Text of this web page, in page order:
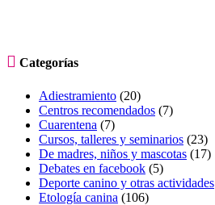
 Categorías
Adiestramiento (20)
Centros recomendados (7)
Cuarentena (7)
Cursos, talleres y seminarios (23)
De madres, niños y mascotas (17)
Debates en facebook (5)
Deporte canino y otras actividades
Etología canina (106)